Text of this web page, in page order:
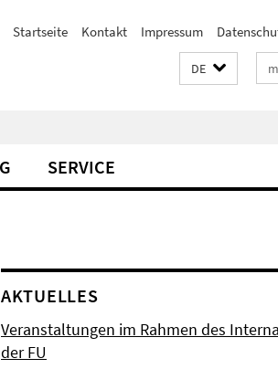
Startseite Kontakt Impressum
DE
SERVICE
AKTUELLES
Veranstaltungen im Rahmen des
der FU